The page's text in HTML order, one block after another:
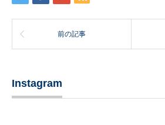
前の記事
Instagram